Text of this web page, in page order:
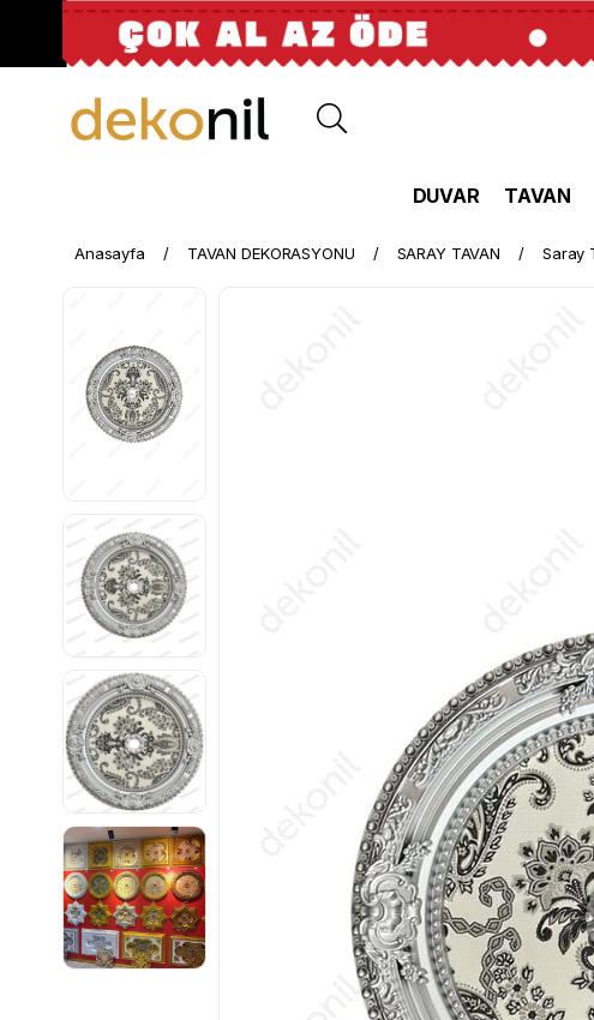
DUVAR TAVAN
Anasayfa TAVAN DEKORASYONU SARAY TAVAN Saray